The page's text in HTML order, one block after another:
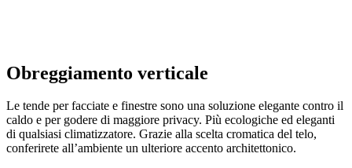
Obreggiamento verticale
Le tende per facciate e finestre sono una soluzione elegante contro il
caldo e per godere di maggiore privacy. Più ecologiche ed eleganti
di qualsiasi climatizzatore. Grazie alla scelta cromatica del telo,
conferirete all’ambiente un ulteriore accento architettonico.